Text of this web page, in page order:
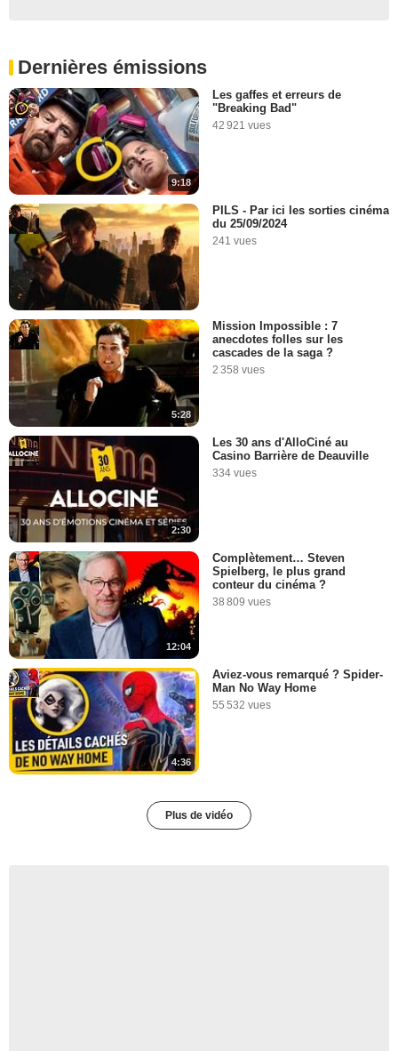
Dernières émissions
9:18
Les gaffes et erreurs de
"Breaking Bad"
42 921 vues
PILS - Par ici les sorties cinéma
du 25/09/2024
241 vues
5:28
Mission Impossible : 7
anecdotes folles sur les
cascades de la saga ?
2 358 vues
2:30
Les 30 ans d'AlloCiné au
Casino Barrière de Deauville
334 vues
12:04
Complètement… Steven
Spielberg, le plus grand
conteur du cinéma ?
38 809 vues
4:36
Aviez-vous remarqué ? Spider-
Man No Way Home
55 532 vues
Plus de vidéo